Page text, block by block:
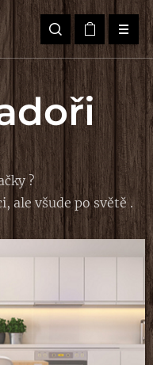
?
ale všude po světě .